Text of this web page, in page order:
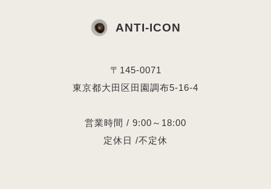
ANTI-ICON
〒145-0071
東京都大田区田園調布5-16-4
営業時間 / 9:00～18:00
定休日 /不定休